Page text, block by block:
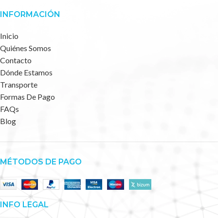
INFORMACIÓN
Inicio
Quiénes Somos
Contacto
Dónde Estamos
Transporte
Formas De Pago
FAQs
Blog
MÉTODOS DE PAGO
INFO LEGAL